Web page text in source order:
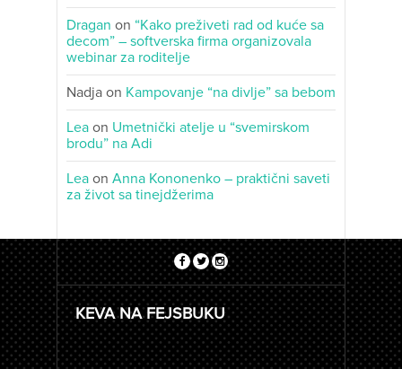
Dragan on “Kako preživeti rad od kuće sa
decom” – softverska firma organizovala
webinar za roditelje
Nadja on Kampovanje “na divlje” sa bebom
Lea on Umetnički atelje u “svemirskom
brodu” na Adi
Lea on Anna Kononenko – praktični saveti
za život sa tinejdžerima
KEVA NA FEJSBUKU